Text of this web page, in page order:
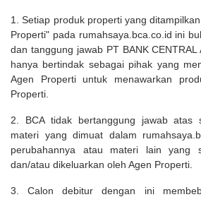
1. Setiap produk properti yang
Properti" pada rumahsaya.bca.co.id ini
dan tanggung jawab PT BANK CENTRAL
hanya bertindak sebagai pihak yang
Agen Properti untuk menawarkan
Properti.
2. BCA tidak bertanggung jawab atas
materi yang dimuat dalam
perubahannya atau materi lain yang
dan/atau dikeluarkan oleh Agen Properti.
3. Calon debitur dengan ini